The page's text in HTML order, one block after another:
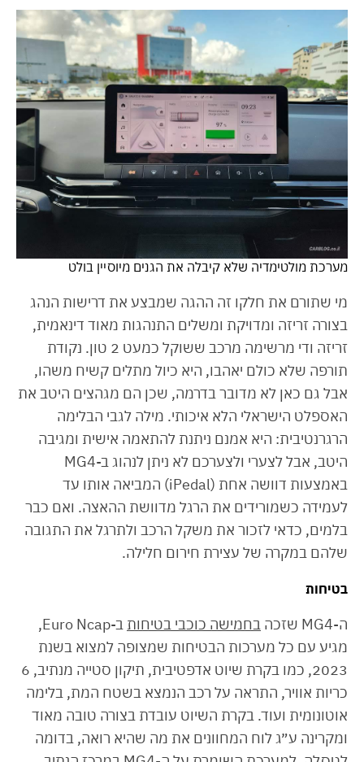
מערכת מולטימדיה שלא קיבלה את הגנים מיוסיין בולט
מי שתורם את חלקו זה ההגה שמבצע את דרישות הנהג
בצורה זריזה ומדויקת ומשלים התנהגות מאוד דינאמית,
זריזה ודי מרשימה מרכב ששוקל כמעט 2 טון. נקודת
תורפה שלא כולם יאהבו, היא כיול מתלים קשיח משהו,
אבל גם כאן לא מדובר בדרמה, שכן הם מגהצים היטב את
האספלט הישראלי הלא איכותי. מילה לגבי הבלימה
הרגרנטיבית: היא אמנם ניתנת להתאמה אישית ומגיבה
היטב, אבל לצערי ולצערכם לא ניתן לנהוג ב-MG4
באמצעות דוושה אחת (iPedal) המביאה אותו עד
לעמידה כשמורידים את הרגל מדוושת ההאצה. ואם כבר
בלמים, כדאי לזכור את משקל הרכב ולתרגל את התגובה
שלהם במקרה של עצירת חירום חלילה.
בטיחות
ה-MG4 שזכה בחמישה כוכבי בטיחות
ב-Euro Ncap,
מגיע עם כל מערכות הבטיחות שמצופה למצוא בשנת
2023, כמו בקרת שיוט אדפטיבית, תיקון סטייה מנתיב, 6
כריות אוויר, התראה על רכב הנמצא בשטח המת, בלימה
אוטונומית ועוד. בקרת השיוט עובדת בצורה טובה מאוד
ומקרינה ע״ג לוח המחוונים את מה שהיא רואה, בדומה